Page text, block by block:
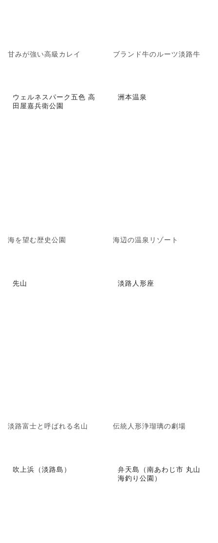
甘みが強い高級カレイ ブランド牛のルーツ淡路牛
ウェルネスパーク五色 高
田屋嘉兵衛公園
海を望む歴史公園
洲本温泉
海辺の温泉リゾート
先山
淡路富士と呼ばれる名山
淡路人形座
伝統人形浄瑠璃の劇場
吹上浜（淡路島）
弁天島（南あわじ市 丸山
海釣り公園）